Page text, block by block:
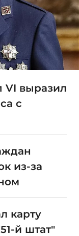
VI выразил
с
из-за
карту
й штат"